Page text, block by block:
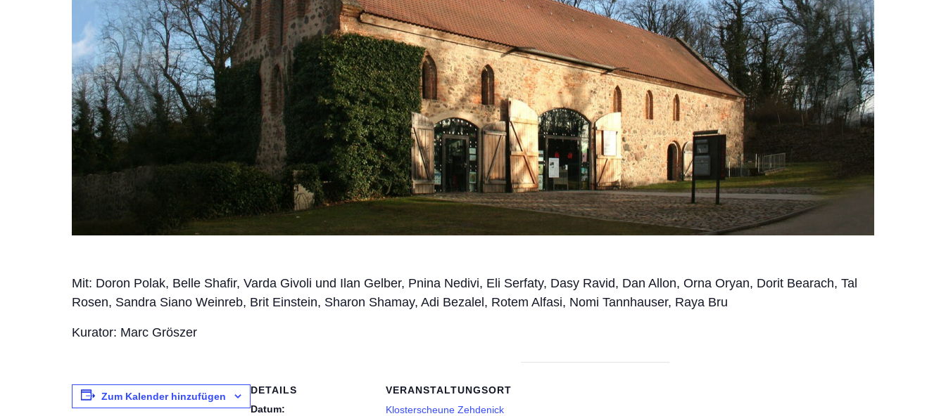
Mit: Doron Polak, Belle Shafir, Varda Givoli und Ilan Gelber, Pnina Nedivi, Eli Serfaty, Dasy Ravid, Dan Allon, Orna Oryan, Dorit Bearach, Tal
Rosen, Sandra Siano Weinreb, Brit Einstein, Sharon Shamay, Adi Bezalel, Rotem Alfasi, Nomi Tannhauser, Raya Bru
Kurator: Marc Gröszer
Zum Kalender hinzufügen
DETAILS
Datum:
VERANSTALTUNGSORT
Klosterscheune Zehdenick